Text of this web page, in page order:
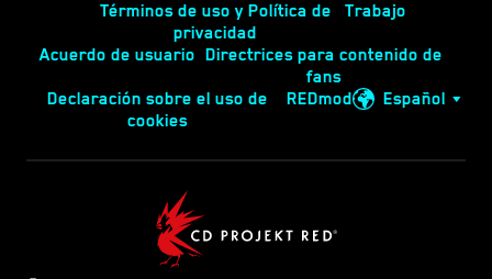
Términos de uso y Política de
privacidad
Trabajo
Acuerdo de usuario
Directrices para contenido de
fans
Declaración sobre el uso de
cookies
REDmod Español